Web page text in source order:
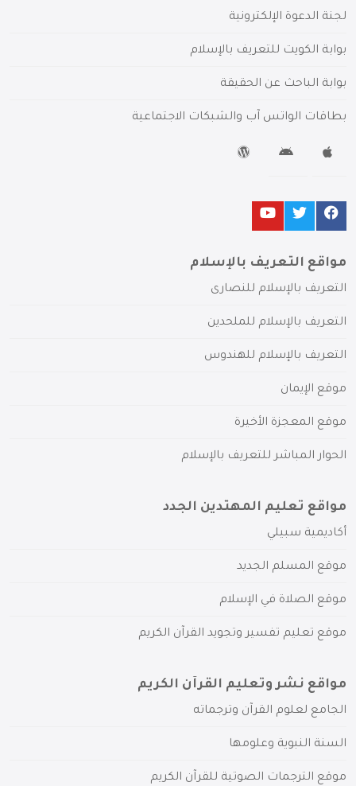
لجنة الدعوة الإلكترونية
بوابة الكويت للتعريف بالإسلام
بوابة الباحث عن الحقيقة
بطاقات الواتس آب والشبكات الاجتماعية
مواقع التعريف بالإسلام
التعريف بالإسلام للنصارى
التعريف بالإسلام للملحدين
التعريف بالإسلام للهندوس
موقع الإيمان
موقع المعجزة الأخيرة
الحوار المباشر للتعريف بالإسلام
مواقع تعليم المهتدين الجدد
أكاديمية سبيلي
موقع المسلم الجديد
موقع الصلاة في الإسلام
موقع تعليم تفسير وتجويد القرآن الكريم
مواقع نشر وتعليم القرآن الكريم
الجامع لعلوم القرآن وترجماته
السنة النبوية وعلومها
موقع الترجمات الصوتية للقرآن الكريم